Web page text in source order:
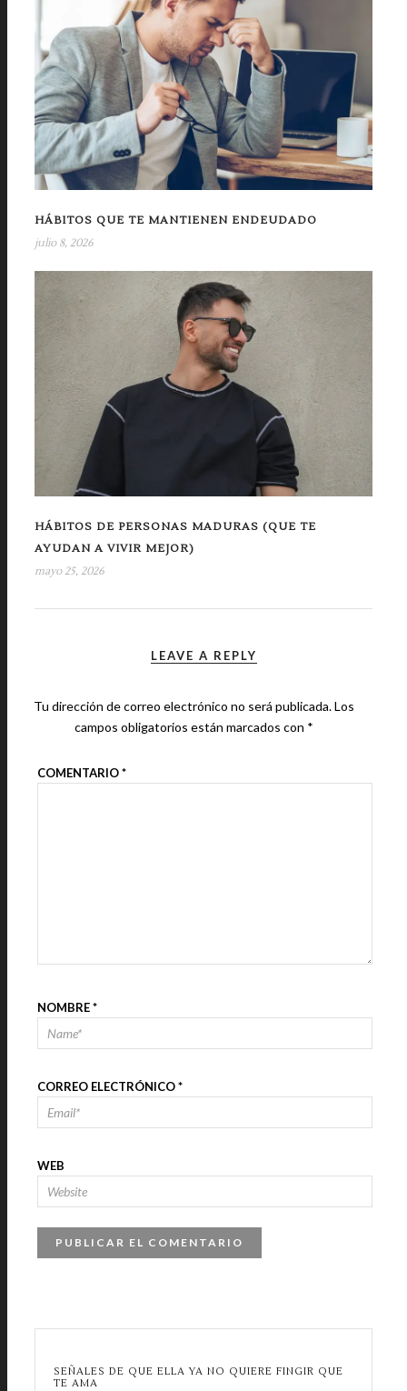
HÁBITOS QUE TE MANTIENEN ENDEUDADO
julio 8, 2026
HÁBITOS DE PERSONAS MADURAS (QUE TE
AYUDAN A VIVIR MEJOR)
mayo 25, 2026
LEAVE A REPLY
Tu dirección de correo electrónico no será publicada.Los
campos obligatorios están marcados con *
COMENTARIO*
NOMBRE*
CORREO ELECTRÓNICO*
WEB
SEÑALES DE QUE ELLA YA NO QUIERE FINGIR QUE
TE AMA